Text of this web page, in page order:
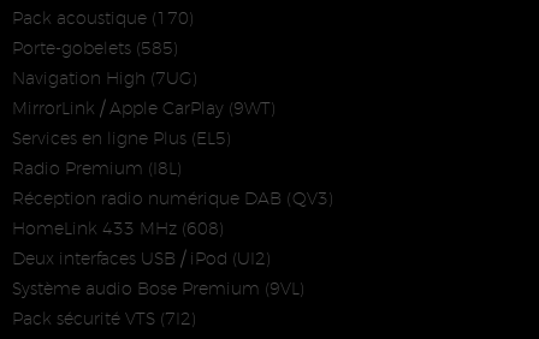
Pack acoustique (170)
Porte-gobelets (585)
Navigation High (7UG)
MirrorLink / Apple CarPlay (9WT)
Services en ligne Plus (EL5)
Radio Premium (I8L)
Réception radio numérique DAB (QV3)
HomeLink 433 MHz (608)
Deux interfaces USB / iPod (UI2)
Système audio Bose Premium (9VL)
Pack sécurité VTS (7I2)